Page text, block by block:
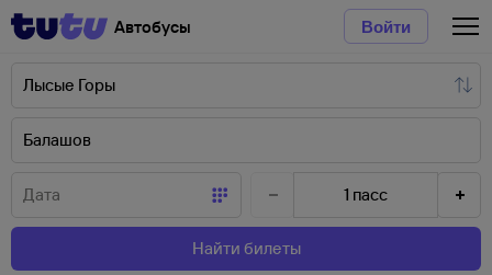
Автобусы Войти
1 пасс
Найти билеты